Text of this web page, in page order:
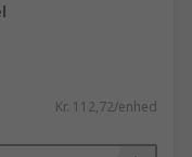
Kr. 112,72/enhed